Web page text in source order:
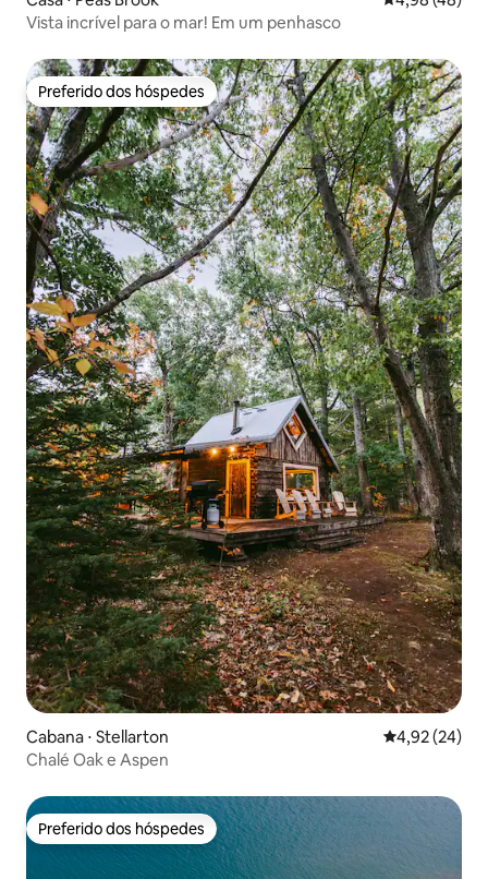
Vista incrível para o mar! Em um penhasco
Preferido dos hóspedes
Preferido dos hóspedes
Cabana ⋅ Stellarton 4,92 de uma
4,92 (24)
Chalé Oak e Aspen
Preferido dos hóspedes
Preferido dos hóspedes